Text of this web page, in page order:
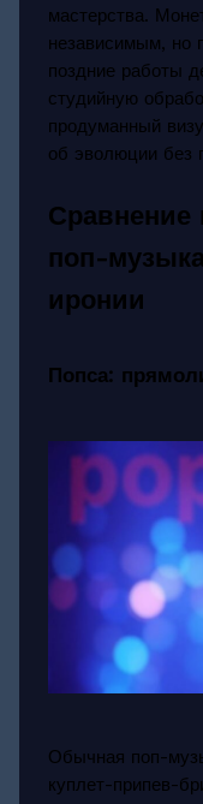
мастерства.
независимым, но
поздние работы
студийную
продуманный
об эволюции без
Сравнение
поп-
иронии
Попса:
Обычная поп-
куплет-припев-